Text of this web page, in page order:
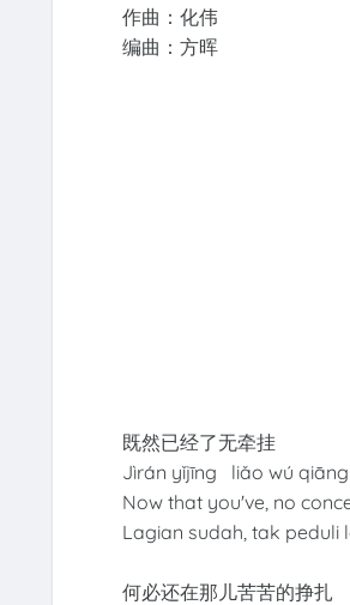
作曲：化伟
编曲：方晖
既然已经了无牵挂
Jìrán yǐjīng liǎo wú
Now that you've, no
Lagian sudah, tak peduli
何必还在那儿苦苦的挣扎